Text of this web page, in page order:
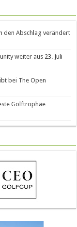
den Abschlag verändert
weiter aus 23. Juli
bei The Open
Golftrophäe